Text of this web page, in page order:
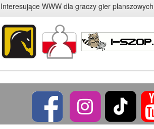
Interesujące WWW dla graczy gier planszowych